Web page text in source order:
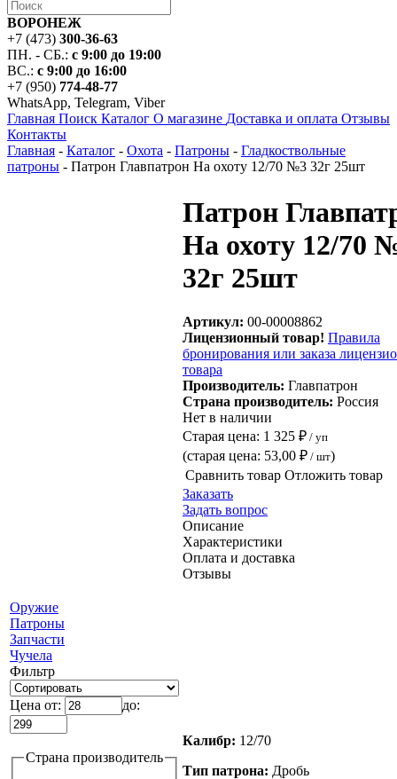
ВОРОНЕЖ
+7 (473) 300-36-63
ПН. - СБ.: с 9:00 до 19:00
ВС.: с 9:00 до 16:00
+7 (950) 774-48-77
WhatsApp, Telegram, Viber
Главная Поиск Каталог О магазине Доставка и оплата Отзывы
Контакты
Главная - Каталог - Охота - Патроны - Гладкоствольные
патроны - Патрон Главпатрон На охоту 12/70 №3 32г 25шт
Оружие
Патроны
Запчасти
Чучела
Фильтр
Цена от: до:
Страна производитель
Патрон
На охоту 12/70
32г 25шт
Артикул: 00-00008862
Лицензионный товар! Правила
бронирования или заказа
товара
Производитель: Главпатрон
Страна производитель: Россия
Нет в наличии
Старая цена: 1 325 ₽ / уп
(старая цена: 53,00 ₽ / шт)
Сравнить товар Отложить товар
Заказать
Задать вопрос
Описание
Характеристики
Оплата и доставка
Отзывы
Калибр: 12/70
Тип патрона: Дробь